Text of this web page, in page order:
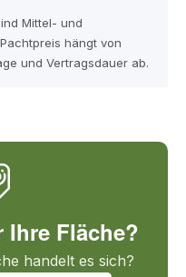
Mittel- und
hängt von
und Vertragsdauer ab.
Ihre Fläche?
handelt es sich?